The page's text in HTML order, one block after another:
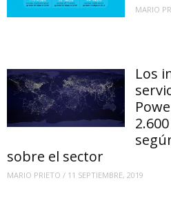
MARIO
Los
sobre el sector
MARIO PRIETO / 11 SEPTIEMBRE, 2019